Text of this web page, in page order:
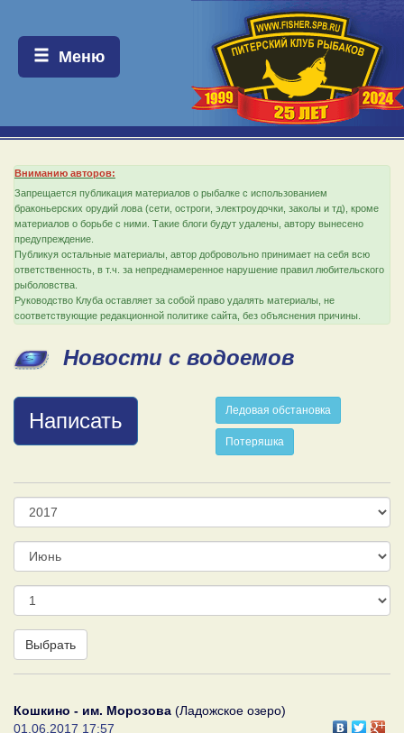
Меню:
Меню
Вниманию авторов:
Запрещается публикация материалов о рыбалке с использованием
браконьерских орудий лова (сети, остроги, электроудочки, заколы и тд), кроме
материалов о борьбе с ними. Такие блоги будут удалены, автору вынесено
предупреждение.
Публикуя остальные материалы, автор добровольно принимает на себя всю
ответственность, в т.ч. за непреднамеренное нарушение правил любительского
рыболовства.
Руководство Клуба оставляет за собой право удалять материалы, не
соответствующие редакционной политике сайта, без объяснения причины.
Новости с водоемов
Написать Ледовая обстановка
Потеряшка
Год
Месяц
День
Выбрать
Кошкино - им. Морозова (Ладожское озеро)
01.06.2017 17:57